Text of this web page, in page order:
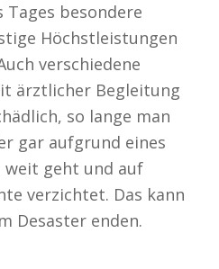
Tages besondere
Höchstleistungen
verschiedene
ärztlicher Begleitung
so lange man
gar aufgrund eines
weit geht und auf
verzichtet. Das kann
Desaster enden.